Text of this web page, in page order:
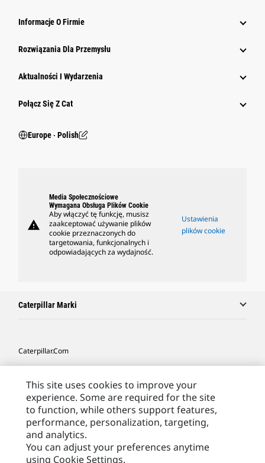
Informacje O Firmie
Rozwiązania Dla Przemysłu
Aktualności I Wydarzenia
Połącz Się Z Cat
Europe ‧ Polish
warning
Media Społecznościowe
Wymagana Obsługa Plików Cookie
Aby włączyć tę funkcję, musisz
zaakceptować używanie plików
cookie przeznaczonych do
targetowania, funkcjonalnych i
odpowiadających za wydajność.
Ustawienia
plików cookie
Caterpillar Marki
Caterpillar.com
Caterpillar Kontakt
Moje Preferencje Marketingowe
Site Map
Cookie Settings
This site uses cookies to improve your
experience. Some are required for the site
to function, while others support features,
performance, personalization, targeting,
and analytics.
You can adjust your preferences anytime
using Cookie Settings.